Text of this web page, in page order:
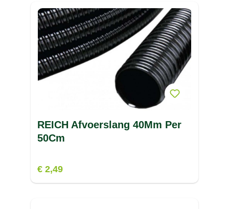
REICH Afvoerslang 40Mm Per
50Cm
€ 2,49